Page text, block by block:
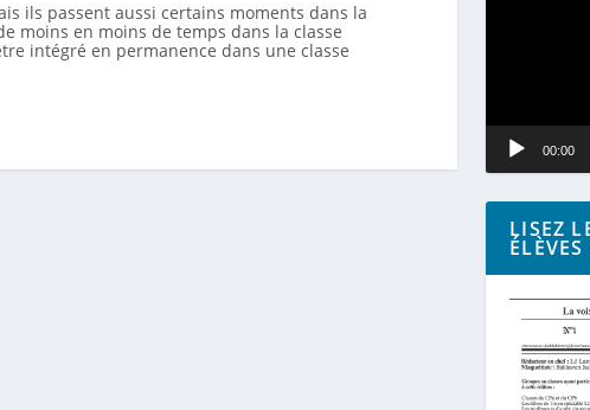
ils passent aussi certains moments dans la
moins en moins de temps dans la classe
intégré en permanence dans une classe
00:00
LISEZ
ÉLÈVES